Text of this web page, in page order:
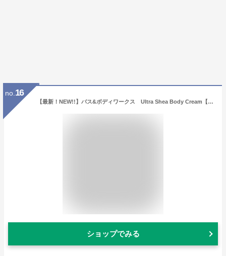
no. 16
【最新！NEW!!】バス&ボディワークス Ultra Shea Body Cream【Ocean for Men】 Bath & Body Works 高保湿ボディークリーム オーシャン の香り 226g
ショップでみる